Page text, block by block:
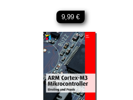
9,99 €